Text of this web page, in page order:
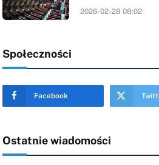
2026-02-28 08:02
Społeczności
Facebook
Ostatnie wiadomości